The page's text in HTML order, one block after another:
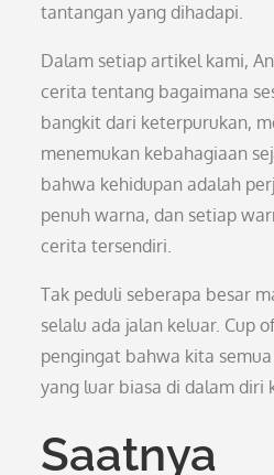
tantangan yang dihadapi.
Dalam setiap artikel kami,
cerita tentang bagaimana
bangkit dari keterpurukan,
menemukan kebahagiaan
bahwa kehidupan adalah
penuh warna, dan setiap
cerita tersendiri.
Tak peduli seberapa besar
selalu ada jalan keluar. Cup
pengingat bahwa kita
yang luar biasa di dalam diri
Saatnya